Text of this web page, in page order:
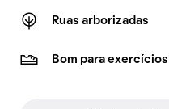
Ruas arborizadas
Bom para